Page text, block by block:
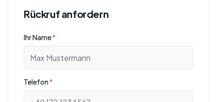
Rückruf anfordern
Ihr Name*
Telefon*